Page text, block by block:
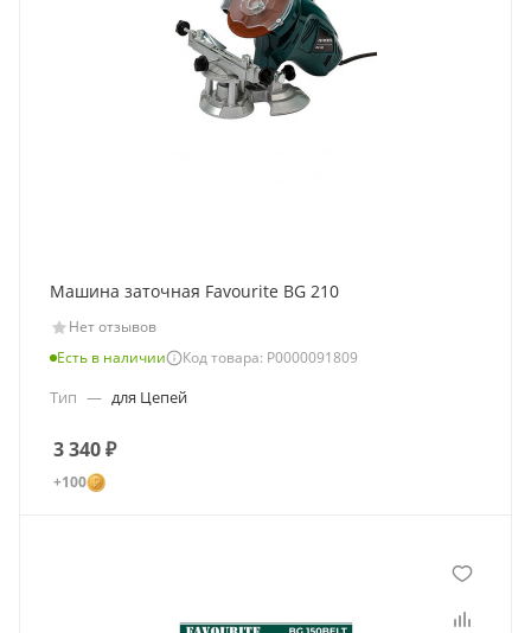
Машина заточная Favourite BG 210
Нет отзывов
Есть в наличии
Код товара: Р0000091809
Тип — для Цепей
3 340₽
+100